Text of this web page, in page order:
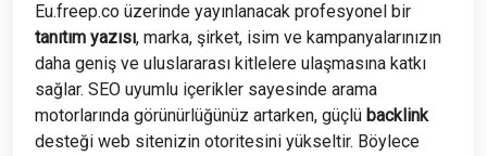
Eu.freep.co üzerinde yayınlanacak profesyonel bir
tanıtım yazısı, marka, şirket, isim ve kampanyalarınızın
daha geniş ve uluslararası kitlelere ulaşmasına katkı
sağlar. SEO uyumlu içerikler sayesinde arama
motorlarında görünürlüğünüz artarken, güçlü backlink
desteği web sitenizin otoritesini yükseltir. Böylece